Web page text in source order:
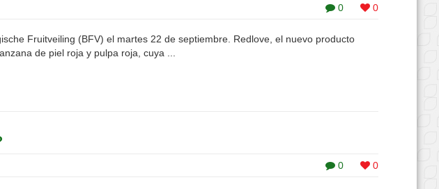
0 0
Fruitveiling (BFV) el martes 22 de septiembre. Redlove, el nuevo producto
de piel roja y pulpa roja, cuya ...
0 0